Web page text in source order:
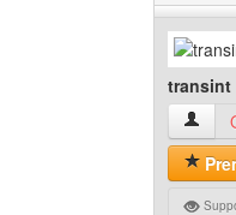
transint